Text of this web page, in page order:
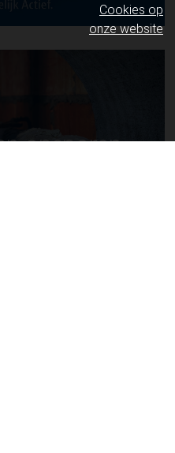
opsporen
om informatie te delen via
Cookies op
onze website